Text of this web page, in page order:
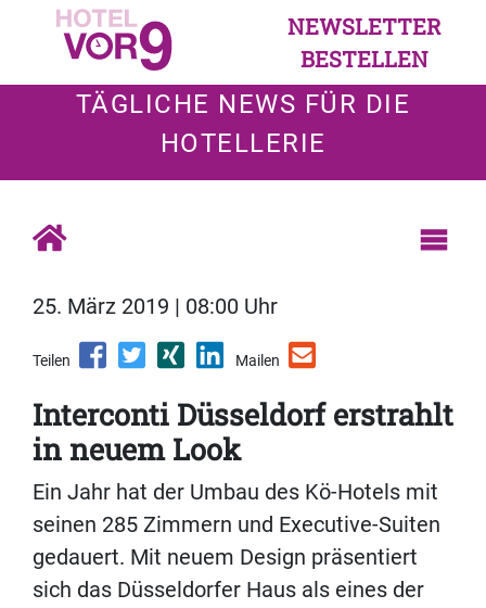
NEWSLETTER
BESTELLEN
TÄGLICHE NEWS FÜR DIE
HOTELLERIE
25. März 2019 | 08:00 Uhr
Teilen Mailen
Interconti Düsseldorf erstrahlt
in neuem Look
Ein Jahr hat der Umbau des Kö-Hotels mit
seinen 285 Zimmern und Executive-Suiten
gedauert. Mit neuem Design präsentiert
sich das Düsseldorfer Haus als eines der